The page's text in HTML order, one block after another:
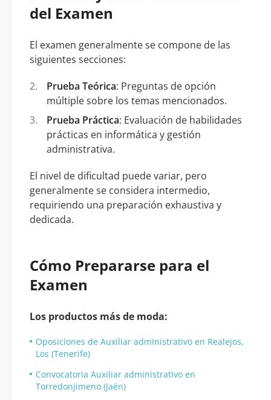
del Examen
El examen generalmente se compone de las
siguientes secciones:
Prueba Teórica: Preguntas de opción
múltiple sobre los temas mencionados.
Prueba Práctica: Evaluación de habilidades
prácticas en informática y gestión
administrativa.
El nivel de dificultad puede variar, pero
generalmente se considera intermedio,
requiriendo una preparación exhaustiva y
dedicada.
Cómo Prepararse para el
Examen
Los productos más de moda:
Oposiciones de Auxiliar administrativo en Realejos,
Los (Tenerife)
Convocatoria Auxiliar administrativo en
Torredonjimeno (Jaén)